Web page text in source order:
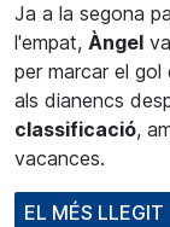
Ja a la segona
l'empat, Àngel
per marcar el
als dianencs
classificació,
vacances.
EL MÉS LLEGIT